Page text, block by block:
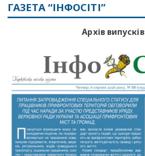
ГАЗЕТА “ІНФОСІТІ”
Архів випусків